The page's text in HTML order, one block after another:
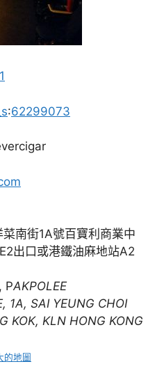
:62299073
南街1A號百寶利商業中
出口或港鐵油麻地站A2
PAKPOLEE
1A, SAI YEUNG CHOI
KOK, KLN HONG KONG
的地圖